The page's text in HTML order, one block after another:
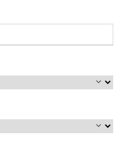
– FATIMA
per Lisbona. Breve
con la guida per la
chiesa di Sant’Antonio.